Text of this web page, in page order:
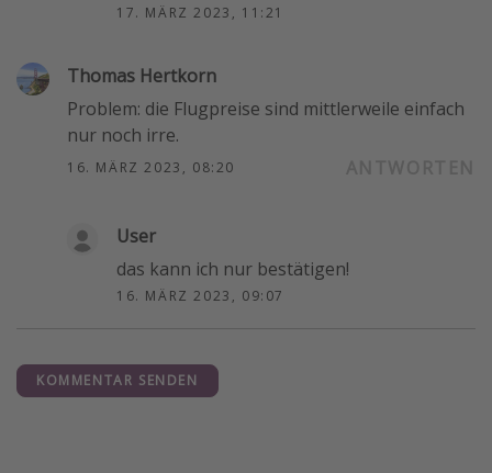
17. MÄRZ 2023, 11:21
Thomas Hertkorn
Problem: die Flugpreise sind mittlerweile einfach
nur noch irre.
16. MÄRZ 2023, 08:20
User
das kann ich nur bestätigen!
16. MÄRZ 2023, 09:07
KOMMENTAR SENDEN